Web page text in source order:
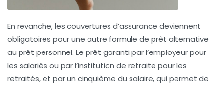
En revanche, les couvertures d’assurance deviennent
obligatoires pour une autre formule de prêt alternative
au prêt personnel. Le prêt garanti par l’employeur pour
les salariés ou par l’institution de retraite pour les
retraités, et par un cinquième du salaire, qui permet de